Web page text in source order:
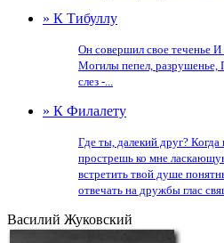
» К Тибуллу
Он совершил свое теченье И
Могилы пепел, разрушенье,
слез -...
» К Филалету
Где ты, далекий друг? Когда
прострешь ко мне
встретить твой душе
отвечать на дружбы глас
Василий Жуковский